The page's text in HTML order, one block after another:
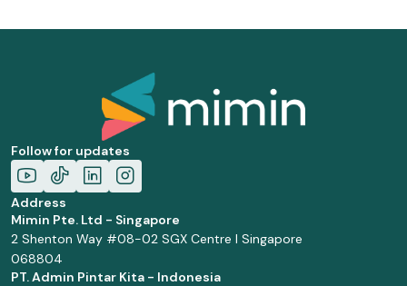
Follow for updates
Address
Mimin Pte. Ltd - Singapore
2 Shenton Way #08-02 SGX Centre I Singapore
068804
PT. Admin Pintar Kita - Indonesia